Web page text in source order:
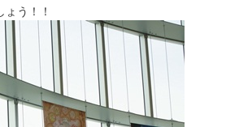
う！！